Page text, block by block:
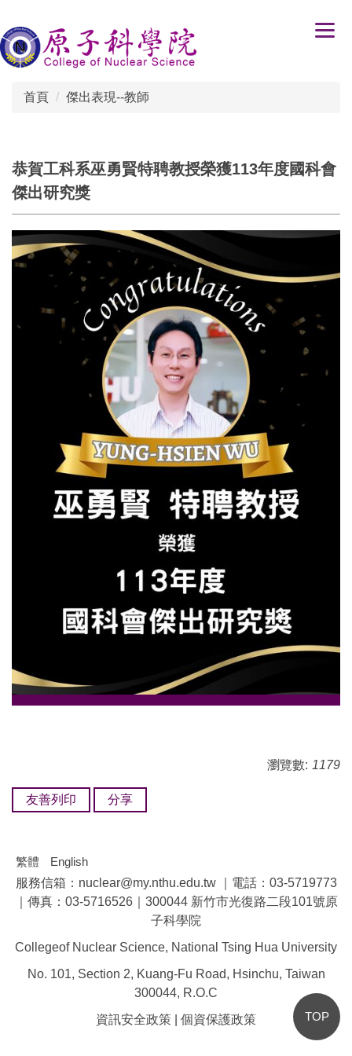
到
主
要
首頁 傑出表現--教師
恭賀工科系巫勇賢特聘教授榮獲113年度國科會
傑出研究獎
瀏覽數: 1179
友善列印 分享
繁體
English
服務信箱：nuclear@my.nthu.edu.tw ｜電話：03-5719773
｜傳真：03-5716526｜300044 新竹市光復路二段101號原
子科學院
Collegeof Nuclear Science, National Tsing Hua University
No. 101, Section 2, Kuang-Fu Road, Hsinchu, Taiwan
300044, R.O.C
資訊安全政策
個資保護政策 TOP